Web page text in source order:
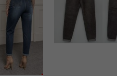
jedynie wówczas, gdy
jeżeli potwierdzi wyraźnie
o aktualnych
naszego Sklepu.
do ochrony Państwa